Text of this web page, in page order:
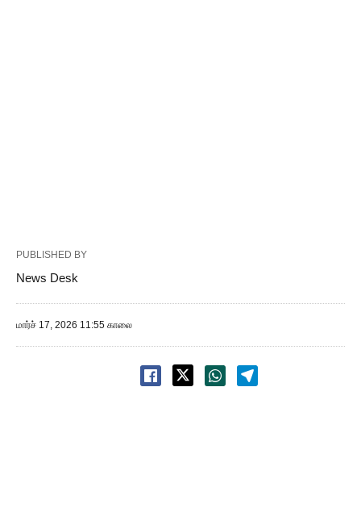
PUBLISHED BY
News Desk
மார்ச் 17, 2026 11:55 காலை